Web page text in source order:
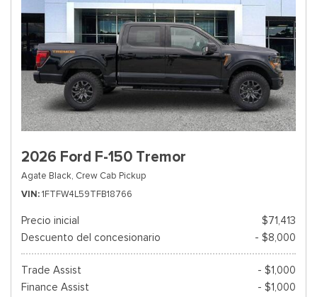
2026 Ford F-150 Tremor
Agate Black, Crew Cab Pickup
VIN 1FTFW4L59TFB18766
Precio inicial
$71,413
Descuento del concesionario
- $8,000
Trade Assist
- $1,000
Finance Assist
- $1,000